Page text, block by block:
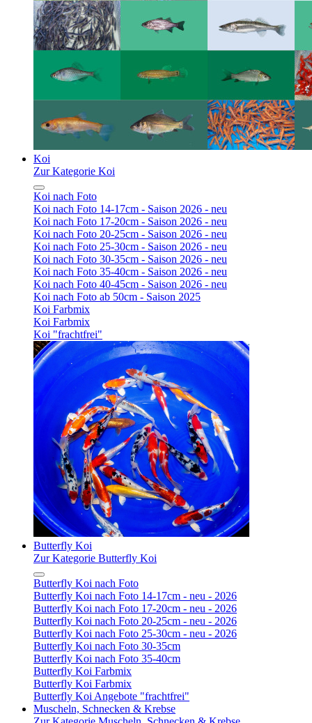
Koi
Zur Kategorie Koi
Koi nach Foto
Koi nach Foto 14-17cm - Saison 2026 - neu
Koi nach Foto 17-20cm - Saison 2026 - neu
Koi nach Foto 20-25cm - Saison 2026 - neu
Koi nach Foto 25-30cm - Saison 2026 - neu
Koi nach Foto 30-35cm - Saison 2026 - neu
Koi nach Foto 35-40cm - Saison 2026 - neu
Koi nach Foto 40-45cm - Saison 2026 - neu
Koi nach Foto ab 50cm - Saison 2025
Koi Farbmix
Koi Farbmix
Koi "frachtfrei"
Butterfly Koi
Zur Kategorie Butterfly Koi
Butterfly Koi nach Foto
Butterfly Koi nach Foto 14-17cm - neu - 2026
Butterfly Koi nach Foto 17-20cm - neu - 2026
Butterfly Koi nach Foto 20-25cm - neu - 2026
Butterfly Koi nach Foto 25-30cm - neu - 2026
Butterfly Koi nach Foto 30-35cm
Butterfly Koi nach Foto 35-40cm
Butterfly Koi Farbmix
Butterfly Koi Farbmix
Butterfly Koi Angebote "frachtfrei"
Muscheln, Schnecken & Krebse